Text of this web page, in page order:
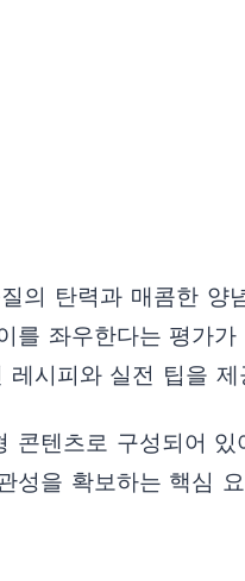
의 탄력과 매콤한
를 좌우한다는 평가
시피와 실전 팁을 제
콘텐츠로 구성되어
성을 확보하는 핵심